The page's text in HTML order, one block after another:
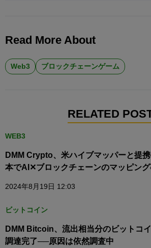
Read More About
Web3 ブロックチェーンゲーム
RELATED
WEB3
DMM Crypto、米ハイブマッパーと提
本でAI✕ブロックチェーンのマッピン
2024年8月19日 12:03
ビットコイン
DMM Bitcoin、流出相当分のビットコ
調達完了──原因は依然調査中